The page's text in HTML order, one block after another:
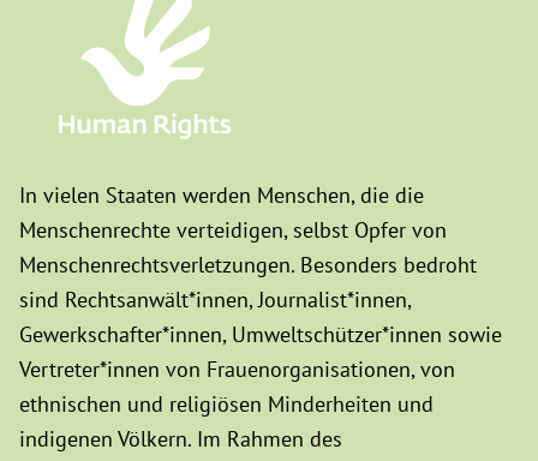
In vielen Staaten werden Menschen, die die
Menschenrechte verteidigen, selbst Opfer von
Menschenrechtsverletzungen. Besonders bedroht
sind Rechtsanwält*innen, Journalist*innen,
Gewerkschafter*innen, Umweltschützer*innen sowie
Vertreter*innen von Frauenorganisationen, von
ethnischen und religiösen Minderheiten und
indigenen Völkern. Im Rahmen des